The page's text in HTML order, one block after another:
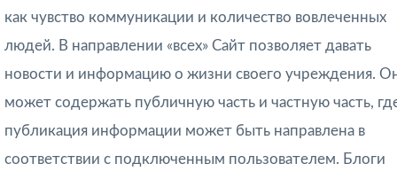
как чувство коммуникации и количество вовлеченных
людей. В направлении «всех» Сайт позволяет давать
новости и информацию о жизни своего учреждения.
может содержать публичную часть и частную часть,
публикация информации может быть направлена ​​в
соответствии с подключенным пользователем. Блоги